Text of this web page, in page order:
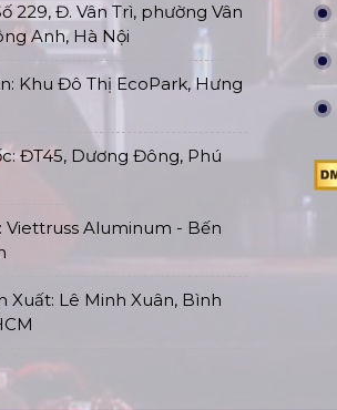
229, Đ. Vân Trì, phường Vân
Anh, Hà Nội
Khu Đô Thị EcoPark, Hưng
ĐT45, Dương Đông, Phú
Viettruss Aluminum - Bến
Xuất: Lê Minh Xuân, Bình